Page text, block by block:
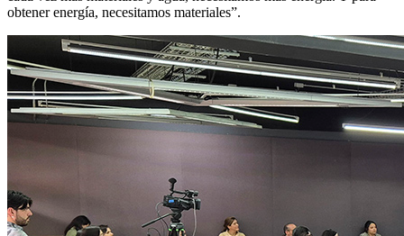
obtener energía, necesitamos materiales”.